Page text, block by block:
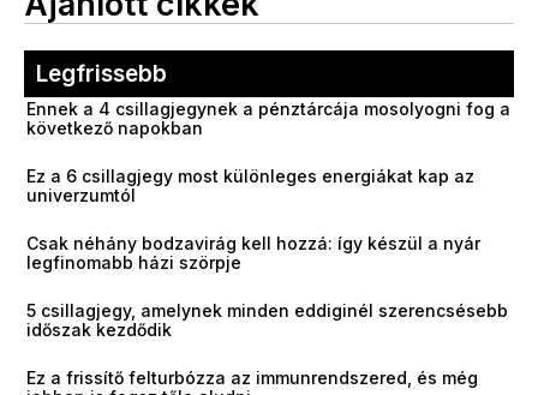
Legfrissebb
Ennek a 4 csillagjegynek a pénztárcája mosolyogni fog a
következő napokban
Ez a 6 csillagjegy most különleges energiákat kap az
univerzumtól
Csak néhány bodzavirág kell hozzá: így készül a nyár
legfinomabb házi szörpje
5 csillagjegy, amelynek minden eddiginél szerencsésebb
időszak kezdődik
Ez a frissítő felturbózza az immunrendszered, és még